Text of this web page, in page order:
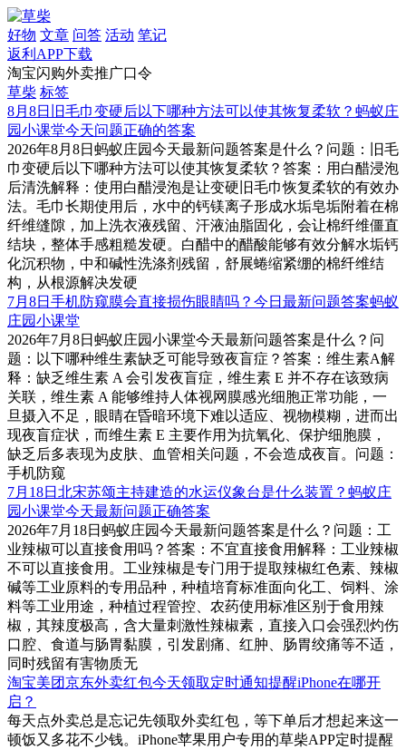
好物 文章 问答 活动 笔记
返利APP下载
淘宝闪购外卖推广口令
草柴 标签
8月8日旧毛巾变硬后以下哪种方法可以使其恢复柔软？蚂蚁庄
园小课堂今天问题正确的答案
2026年8月8日蚂蚁庄园今天最新问题答案是什么？问题：旧毛
巾变硬后以下哪种方法可以使其恢复柔软？答案：用白醋浸泡
后清洗解释：使用白醋浸泡是让变硬旧毛巾恢复柔软的有效办
法。毛巾长期使用后，水中的钙镁离子形成水垢皂垢附着在棉
纤维缝隙，加上洗衣液残留、汗液油脂固化，会让棉纤维僵直
结块，整体手感粗糙发硬。白醋中的醋酸能够有效分解水垢钙
化沉积物，中和碱性洗涤剂残留，舒展蜷缩紧绷的棉纤维结
构，从根源解决发硬
7月8日手机防窥膜会直接损伤眼睛吗？今日最新问题答案蚂蚁
庄园小课堂
2026年7月8日蚂蚁庄园小课堂今天最新问题答案是什么？问
题：以下哪种维生素缺乏可能导致夜盲症？答案：维生素A解
释：缺乏维生素 A 会引发夜盲症，维生素 E 并不存在该致病
关联，维生素 A 能够维持人体视网膜感光细胞正常功能，一
旦摄入不足，眼睛在昏暗环境下难以适应、视物模糊，进而出
现夜盲症状，而维生素 E 主要作用为抗氧化、保护细胞膜，
缺乏后多表现为皮肤、血管相关问题，不会造成夜盲。问题：
手机防窥
7月18日北宋苏颂主持建造的水运仪象台是什么装置？蚂蚁庄
园小课堂今天最新问题正确答案
2026年7月18日蚂蚁庄园今天最新问题答案是什么？问题：工
业辣椒可以直接食用吗？答案：不宜直接食用解释：工业辣椒
不可以直接食用。工业辣椒是专门用于提取辣椒红色素、辣椒
碱等工业原料的专用品种，种植培育标准面向化工、饲料、涂
料等工业用途，种植过程管控、农药使用标准区别于食用辣
椒，其辣度极高，含大量刺激性辣椒素，直接入口会强烈灼伤
口腔、食道与肠胃黏膜，引发剧痛、红肿、肠胃绞痛等不适，
同时残留有害物质无
淘宝美团京东外卖红包今天领取定时通知提醒iPhone在哪开
启？
每天点外卖总是忘记先领取外卖红包，等下单后才想起来这一
顿饭又多花不少钱。iPhone苹果用户专用的草柴APP定时提醒